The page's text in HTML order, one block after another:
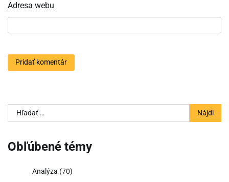
Adresa webu
Hľadať:
Obľúbené témy
Analýza (70)